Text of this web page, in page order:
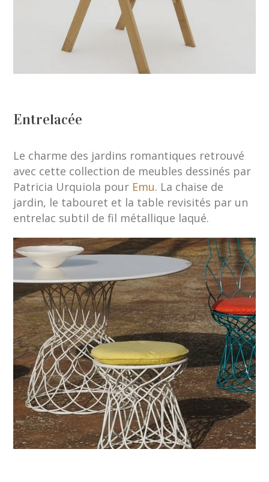
Entrelacée
Le charme des jardins romantiques retrouvé
avec cette collection de meubles dessinés par
Patricia Urquiola pour Emu. La chaise de
jardin, le tabouret et la table revisités par un
entrelac subtil de fil métallique laqué.